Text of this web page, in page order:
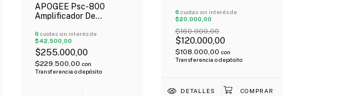
APOGEE Psc-800
Amplificador De
Oferta!
6 cuotas sin interés de
$42.500,00
$255.000,00
$229.500,00 con
Transferencia o depósito
Negro Oferta!
6 cuotas sin interés de
$20.000,00
$160.000,00
$120.000,00
$108.000,00 con
Transferencia o depósito
DETALLES